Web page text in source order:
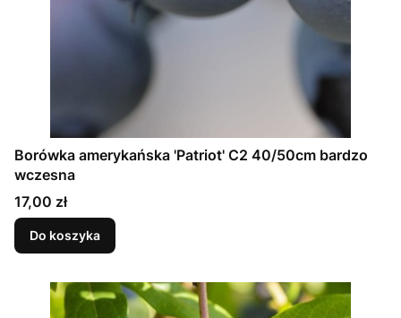
Borówka amerykańska 'Patriot' C2 40/50cm bardzo
wczesna
Cena
17,00 zł
Do koszyka